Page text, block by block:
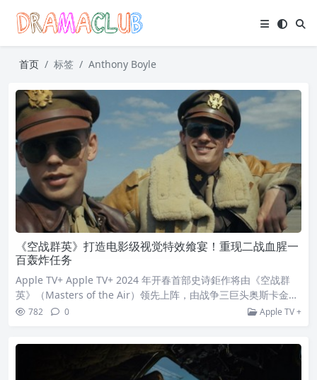
首页 标签 Anthony Boyle
《空战群英》打造电影级视觉特效飨宴！重现二战血腥一
百轰炸任务
Apple TV+ Apple TV+ 2024 年开春首部史诗鉅作将由《空战群
英》（Masters of the Air）领先上阵，由战争三巨头奥斯卡金奖
大导史蒂芬史匹柏（Steven Spielberg）、奥斯卡影帝汤姆汉克
重金打造战争剧集第三部曲，讲述第二次世
782 0 Apple TV +